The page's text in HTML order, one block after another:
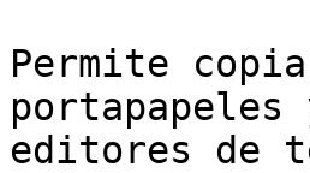
Permite
editores de